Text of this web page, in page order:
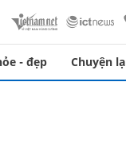
- đẹp Chuyện lạ